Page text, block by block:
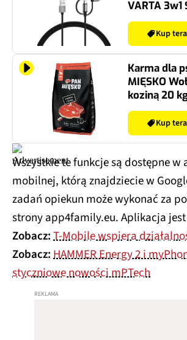
VARTA 3w1
Sync Cable
Kup
Karma dla
MIĘSKO
koziną 20
Kup
Wszystkie te funkcje są dostępne
mobilnej, którą znajdziecie w
zadań opiekun może wykonać za
strony app4family.eu. Aplikacja
Zobacz:T-Mobile wspiera
Zobacz:HAMMER Energy 2 i
styczniowe nowości mPTech